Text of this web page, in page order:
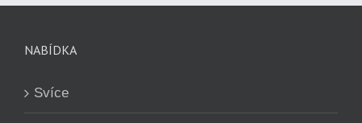
NABÍDKA
Svíce